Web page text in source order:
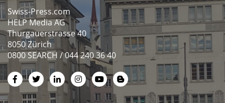
Swiss-Press.com
HELP Media AG
Thurgauerstrasse 40
8050 Zürich
0800 SEARCH / 044 240 36 40